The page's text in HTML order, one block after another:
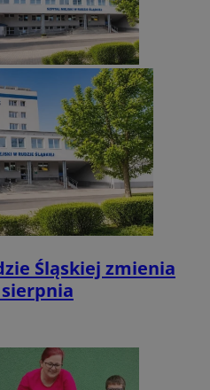
Śląskiej zmienia